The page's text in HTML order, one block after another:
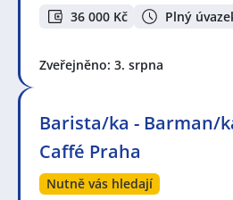
36 000 Kč Plný
Zveřejněno: 3. srpna
Barista/ka - Barman/
Caffé Praha
Nutně vás hledají